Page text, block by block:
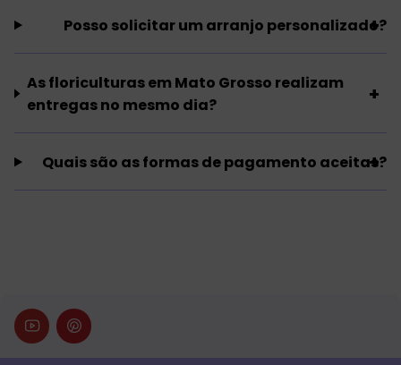
Posso solicitar um arranjo personalizado?
As floriculturas em Mato Grosso realizam
entregas no mesmo dia?
Quais são as formas de pagamento aceitas?